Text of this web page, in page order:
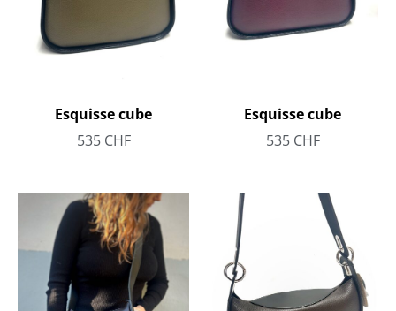
Esquisse cube
535 CHF
Esquisse cube
535 CHF